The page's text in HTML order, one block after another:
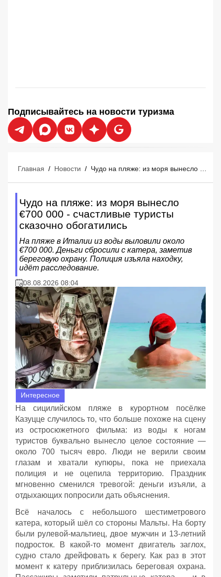
Подписывайтесь на новости туризма
Главная / Новости /
Чудо на пляже: из моря вынесло
€700 000 - счастливые туристы
сказочно обогатились
На пляже в Италии из воды выловили около
€700 000. Деньги сбросили с катера, заметив
береговую охрану. Полиция изъяла находку,
идёт расследование.
08.08.2026 08:04
Интересное
На сицилийском пляже в курортном посёлке
Казуцце случилось то, что больше похоже на сцену
из остросюжетного фильма: из воды к ногам
туристов буквально вынесло целое состояние —
около 700 тысяч евро. Люди не верили своим
глазам и хватали купюры, пока не приехала
полиция и не оцепила территорию. Праздник
мгновенно сменился тревогой: деньги изъяли, а
отдыхающих попросили дать объяснения.
Всё началось с небольшого шестиметрового
катера, который шёл со стороны Мальты. На борту
были рулевой‑мальтиец, двое мужчин и 13‑летний
подросток. В какой‑то момент двигатель заглох,
судно стало дрейфовать к берегу. Как раз в этот
момент к катеру приблизилась береговая охрана.